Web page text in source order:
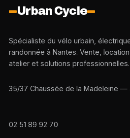
Urban Cycle
Spécialiste du vélo urbain,
randonnée à Nantes. Vente, location,
atelier et solutions professionnelles.
35/37 Chaussée de la Madeleine —
02 51 89 92 70